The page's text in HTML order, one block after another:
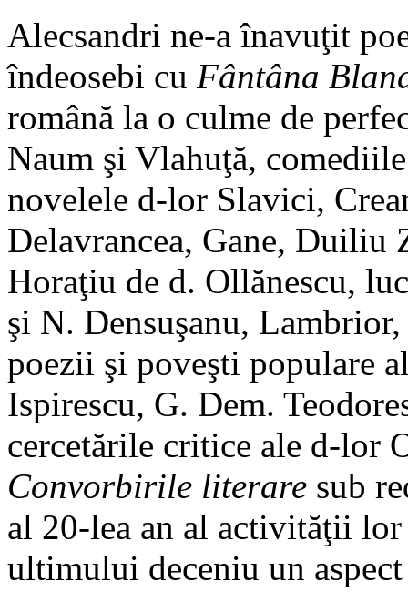
Alecsandri ne-a înavuţit
îndeosebi cu Fântâna
română la o culme de
Naum şi Vlahuţă,
novelele d-lor Slavici,
Delavrancea, Gane, Duiliu
Horaţiu de d. Ollănescu,
şi N. Densuşanu,
poezii şi poveşti populare
Ispirescu, G. Dem.
cercetările critice ale d-lor
Convorbirile literare sub
al 20-lea an al activităţii lor
ultimului deceniu un